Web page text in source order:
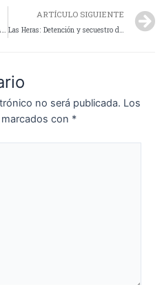
ARTÍCULO SIGUIENTE
no será publicada. Los
con *